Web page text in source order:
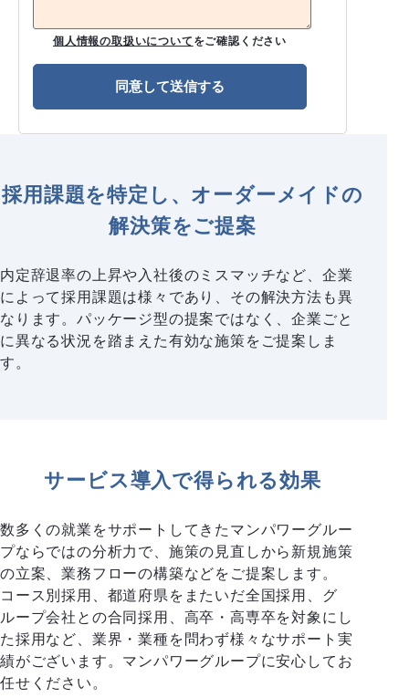
個人情報の取扱いについて をご確認ください
採用課題を特定し、オーダーメイドの
解決策をご提案
内定辞退率の上昇や入社後のミスマッチなど、企業
によって採用課題は様々であり、その解決方法も異
なります。パッケージ型の提案ではなく、企業ごと
に異なる状況を踏まえた有効な施策をご提案しま
す。
サービス導入で得られる効果
数多くの就業をサポートしてきたマンパワーグルー
プならではの分析力で、施策の見直しから新規施策
の立案、業務フローの構築などをご提案します。
コース別採用、都道府県をまたいだ全国採用、グ
ループ会社との合同採用、高卒・高専卒を対象にし
た採用など、業界・業種を問わず様々なサポート実
績がございます。マンパワーグループに安心してお
任せください。